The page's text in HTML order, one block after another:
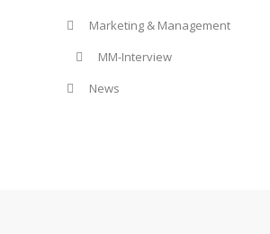
Marketing & Management
MM-Interview
News